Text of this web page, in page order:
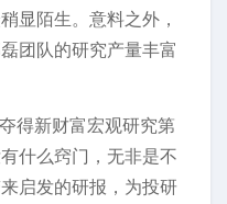
显陌生。意料之外，
团队的研究产量丰富
得新财富宏观研究第
什么窍门，无非是不
启发的研报，为投研